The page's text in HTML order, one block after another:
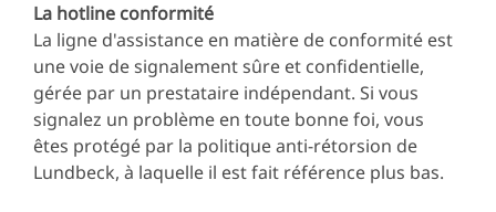
La hotline conformité
La ligne d'assistance en matière de conformité est
une voie de signalement sûre et confidentielle,
gérée par un prestataire indépendant. Si vous
signalez un problème en toute bonne foi, vous
êtes protégé par la politique anti-rétorsion de
Lundbeck, à laquelle il est fait référence plus bas.